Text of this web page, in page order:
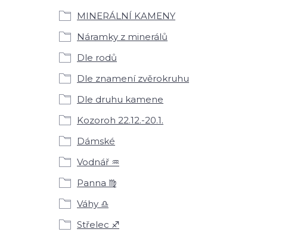
MINERÁLNÍ KAMENY
Náramky z minerálů
Dle rodů
Dle znamení zvěrokruhu
Dle druhu kamene
Kozoroh 22.12.-20.1.
Dámské
Vodnář ♒
Panna ♍
Váhy ♎
Střelec ♐